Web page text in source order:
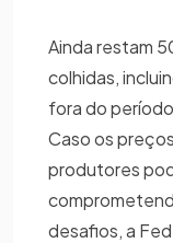
Ainda restam
colhidas,
fora do
Caso os
produtores
desafios, a